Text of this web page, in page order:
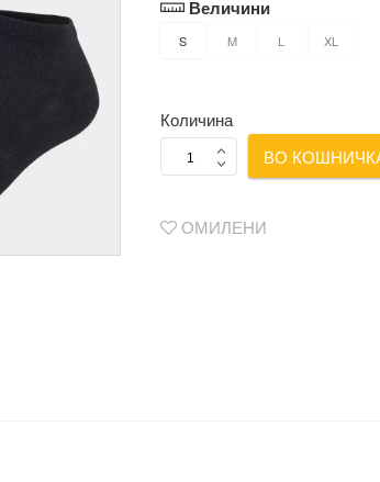
Величини
S M L XL
Количина
ВО
ОМИЛЕНИ